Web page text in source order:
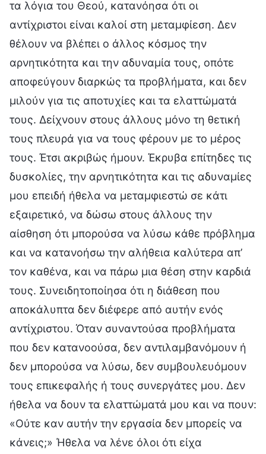
τα λόγια του Θεού, κατανόησα ότι οι
αντίχριστοι είναι καλοί στη μεταμφίεση. Δεν
θέλουν να βλέπει ο άλλος κόσμος την
αρνητικότητα και την αδυναμία τους, οπότε
αποφεύγουν διαρκώς τα προβλήματα, και δεν
μιλούν για τις αποτυχίες και τα ελαττώματά
τους. Δείχνουν στους άλλους μόνο τη θετική
τους πλευρά για να τους φέρουν με το μέρος
τους. Έτσι ακριβώς ήμουν. Έκρυβα επίτηδες τις
δυσκολίες, την αρνητικότητα και τις αδυναμίες
μου επειδή ήθελα να μεταμφιεστώ σε κάτι
εξαιρετικό, να δώσω στους άλλους την
αίσθηση ότι μπορούσα να λύσω κάθε πρόβλημα
και να κατανοήσω την αλήθεια καλύτερα απ’
τον καθένα, και να πάρω μια θέση στην καρδιά
τους. Συνειδητοποίησα ότι η διάθεση που
αποκάλυπτα δεν διέφερε από αυτήν ενός
αντίχριστου. Όταν συναντούσα προβλήματα
που δεν κατανοούσα, δεν αντιλαμβανόμουν ή
δεν μπορούσα να λύσω, δεν συμβουλευόμουν
τους επικεφαλής ή τους συνεργάτες μου. Δεν
ήθελα να δουν τα ελαττώματά μου και να πουν:
«Ούτε καν αυτήν την εργασία δεν μπορείς να
κάνεις;» Ήθελα να λένε όλοι ότι είχα